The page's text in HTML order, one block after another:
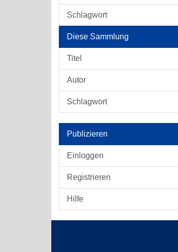
Schlagwort
Diese Sammlung
Titel
Autor
Schlagwort
Publizieren
Einloggen
Registrieren
Hilfe